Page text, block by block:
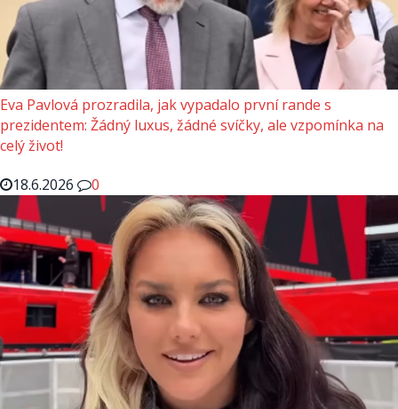
Eva Pavlová prozradila, jak vypadalo první rande s
prezidentem: Žádný luxus, žádné svíčky, ale vzpomínka na
celý život!
18.6.2026
0